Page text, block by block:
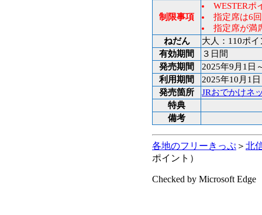
制限事項
WESTERポ
指定席は6
指定席が満
ねだん
大人：110ポ
有効期間
３日間
発売期間
2025年9月1日
利用期間
2025年10月1
発売箇所
JRおでかけネ
特典
備考
各地のフリーきっぷ ＞ 北
ポイント）
Checked by Microsoft Edge